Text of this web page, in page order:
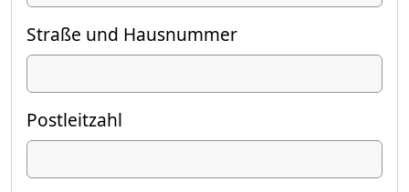
Straße und Hausnummer
Postleitzahl